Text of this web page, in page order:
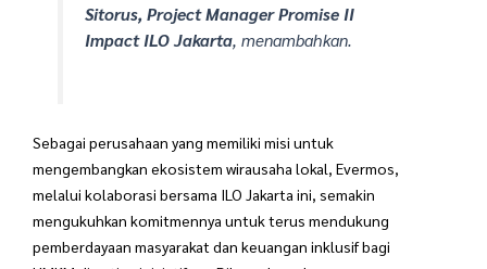
Sitorus, Project Manager Promise II
Impact ILO Jakarta, menambahkan.
Sebagai perusahaan yang memiliki misi untuk
mengembangkan ekosistem wirausaha lokal, Evermos,
melalui kolaborasi bersama ILO Jakarta ini, semakin
mengukuhkan komitmennya untuk terus mendukung
pemberdayaan masyarakat dan keuangan inklusif bagi